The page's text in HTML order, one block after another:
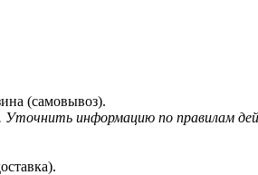
(самовывоз).
Уточнить информацию по правилам